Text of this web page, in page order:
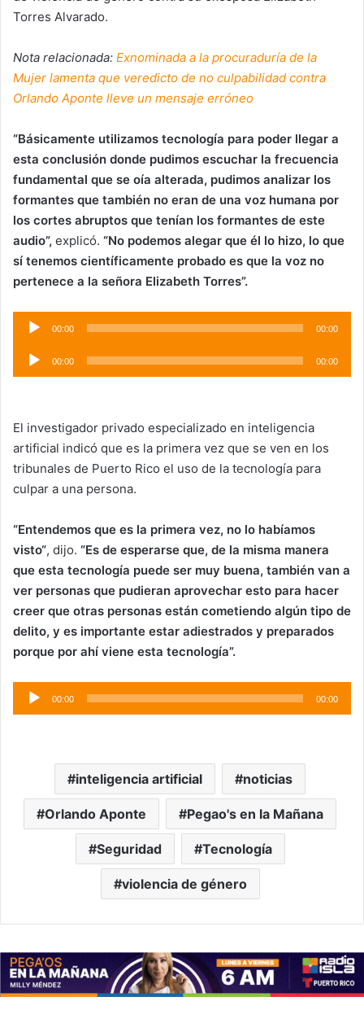
Torres Alvarado.
Nota relacionada: Exnominada a la procuraduría de la
Mujer lamenta que veredicto de no culpabilidad contra
Orlando Aponte lleve un mensaje erróneo
“Básicamente utilizamos tecnología para poder llegar a
esta conclusión donde pudimos escuchar la frecuencia
fundamental que se oía alterada, pudimos analizar los
formantes que también no eran de una voz humana por
los cortes abruptos que tenían los formantes de este
audio”, explicó. “No podemos alegar que él lo hizo, lo que
sí tenemos científicamente probado es que la voz no
pertenece a la señora Elizabeth Torres”.
Audio
00:00 00:00
Audio
Player
00:00 00:00
El investigador privado especializado en inteligencia
artificial indicó que es la primera vez que se ven en los
tribunales de Puerto Rico el uso de la tecnología para
culpar a una persona.
“Entendemos que es la primera vez, no lo habíamos
visto“, dijo. “Es de esperarse que, de la misma manera
que esta tecnología puede ser muy buena, también van a
ver personas que pudieran aprovechar esto para hacer
creer que otras personas están cometiendo algún tipo de
delito, y es importante estar adiestrados y preparados
porque por ahí viene esta tecnología”.
Audio
Player
00:00 00:00
inteligencia artificial noticias
Orlando Aponte Pegao's en la Mañana
Seguridad Tecnología
violencia de género